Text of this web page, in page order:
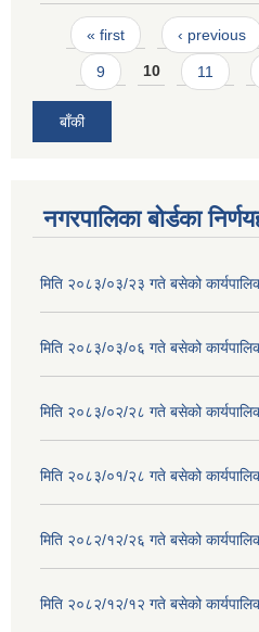
Pages
« first ‹ previous
9 10 11
बाँकी
नगरपालिका बोर्डका
मिति २०८३/०३/२३ गते बसेको
मिति २०८३/०३/०६ गते बसेको
मिति २०८३/०२/२८ गते बसेको
मिति २०८३/०१/२८ गते बसेको
मिति २०८२/१२/२६ गते बसेको
मिति २०८२/१२/१२ गते बसेको